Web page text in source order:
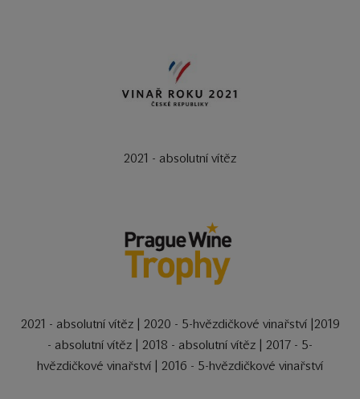
2021 - absolutní vítěz
2021 - absolutní vítěz | 2020 - 5-hvězdičkové vinařství |2019
- absolutní vítěz | 2018 - absolutní vítěz | 2017 - 5-
hvězdičkové vinařství | 2016 - 5-hvězdičkové vinařství